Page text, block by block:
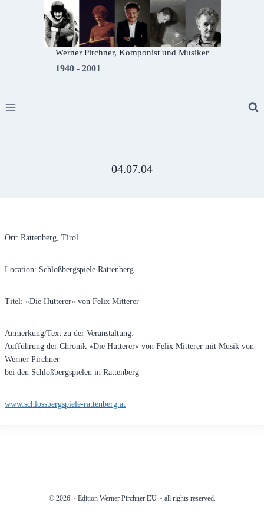
Werner Pirchner, Komponist und Musiker
1940 - 2001
04.07.04
Ort: Rattenberg, Tirol
Location: Schloßbergspiele Rattenberg
Titel: »Die Hutterer« von Felix Mitterer
Anmerkung/Text zu der Veranstaltung:
Aufführung der Chronik »Die Hutterer« von Felix Mitterer mit Musik von
Werner Pirchner
bei den Schloßbergspielen in Rattenberg
www.schlossbergspiele-rattenberg.at
© 2026 ~ Edition Werner Pirchner EU ~ all rights reserved.